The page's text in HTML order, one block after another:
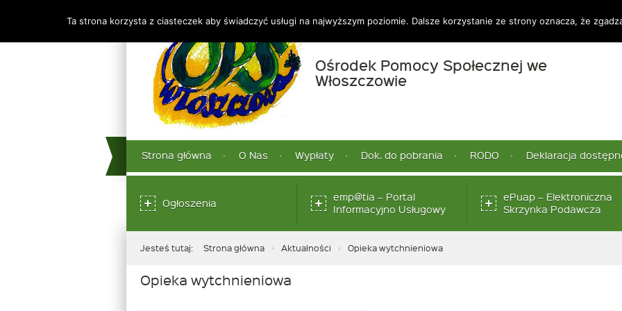
Ośrodek Pomocy Społecznej we
Włoszczowie-
Górne
Strona główna O Nas Wypłaty Dok. do pobrania RODO Deklaracja
dolneOgłoszenia
emp@tia – Portal
Informacyjno UsługowyLink
otwiera
się
ePuap – Elektroniczna
Skrzynka Podawcza
się
Jesteś tutaj: Strona główna Aktualności Opieka wytchnieniowa
Opieka wytchnieniowa
Ta strona korzysta z ciasteczek aby świadczyć usługi na najwyższym poziomie. Dalsze korzystanie ze strony oznacza, że